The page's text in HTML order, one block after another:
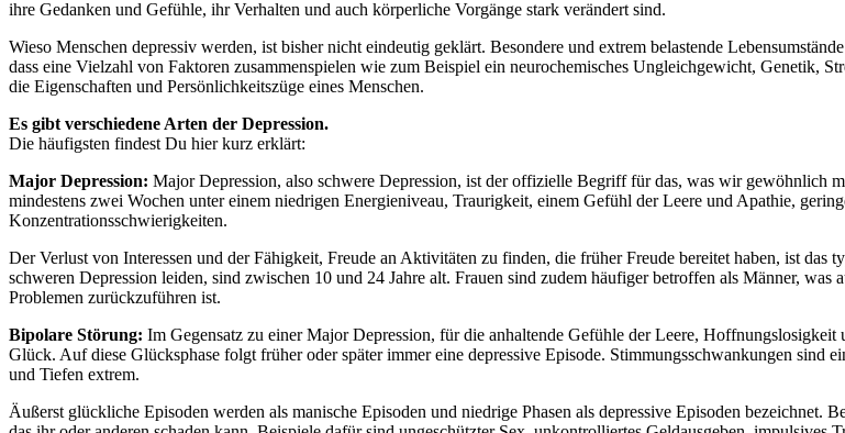
ihre Gedanken und Gefühle, ihr Verhalten und auch körperliche Vorgänge stark verändert sind.
Wieso Menschen depressiv werden, ist bisher nicht eindeutig geklärt. Besondere und extrem belastende
dass eine Vielzahl von Faktoren zusammenspielen wie zum Beispiel ein neurochemisches Ungleichgewicht, Genetik,
die Eigenschaften und Persönlichkeitszüge eines Menschen.
Es gibt verschiedene Arten der Depression.
Die häufigsten findest Du hier kurz erklärt:
Major Depression: Major Depression, also schwere Depression, ist der offizielle Begriff für das, was wir gewöhnlich
mindestens zwei Wochen unter einem niedrigen Energieniveau, Traurigkeit, einem Gefühl der Leere und Apathie,
Konzentrationsschwierigkeiten.
Der Verlust von Interessen und der Fähigkeit, Freude an Aktivitäten zu finden, die früher Freude bereitet haben, ist das
schweren Depression leiden, sind zwischen 10 und 24 Jahre alt. Frauen sind zudem häufiger betroffen als Männer,
Problemen zurückzuführen ist.
Bipolare Störung: Im Gegensatz zu einer Major Depression, für die anhaltende Gefühle der Leere,
Glück. Auf diese Glücksphase folgt früher oder später immer eine depressive Episode. Stimmungsschwankungen sind
und Tiefen extrem.
Äußerst glückliche Episoden werden als manische Episoden und niedrige Phasen als depressive Episoden bezeichnet.